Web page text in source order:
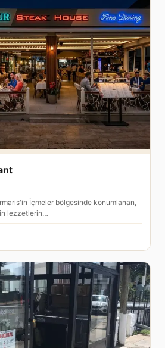
İçmeler bölgesinde konumlanan,
lezzetlerin…